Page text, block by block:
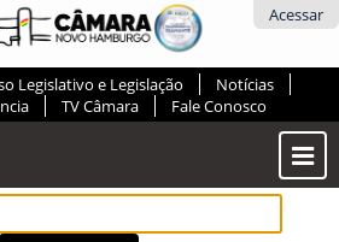
Acessar
Legislativo e Legislação
Notícias
TV Câmara Fale Conosco
ou